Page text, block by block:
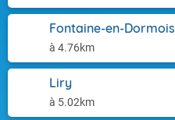
Fontaine-en-Dormois
à 4.76km
Liry
à 5.02km